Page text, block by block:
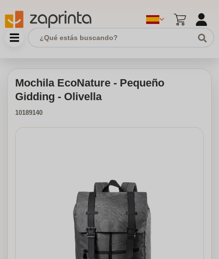
Mochila EcoNature - Pequeño
Gidding - Olivella
10189140